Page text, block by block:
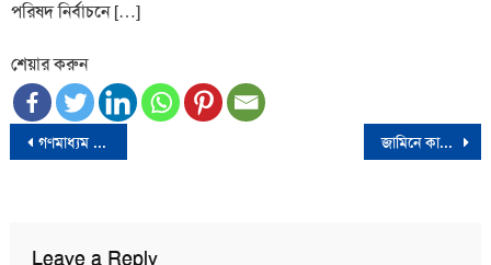
পরিষদ নির্বাচনে […]
শেয়ার করুন
Post
গণমাধ্যম নিয়ন্ত্রণ করবে না সরকার-আইনমন্ত্রী জামিনে কারামুক্ত হলেন সাবেক স্বরাষ্ট্রমন্ত্রী আলতাফ হোসেন চৌধুরী
Leave a Reply